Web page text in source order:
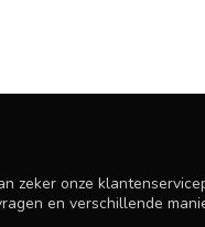
zeker onze
en verschillende